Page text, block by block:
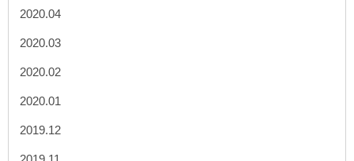
2020.04
2020.03
2020.02
2020.01
2019.12